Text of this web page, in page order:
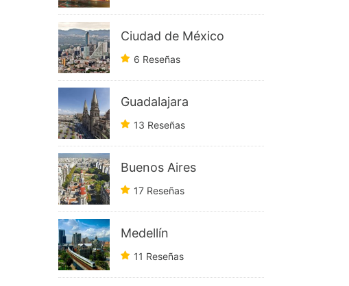
Ciudad de México
6 Reseñas
Guadalajara
13 Reseñas
Buenos Aires
17 Reseñas
Medellín
11 Reseñas